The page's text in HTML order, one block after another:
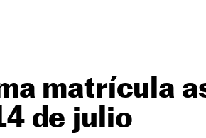
matrícula
de julio